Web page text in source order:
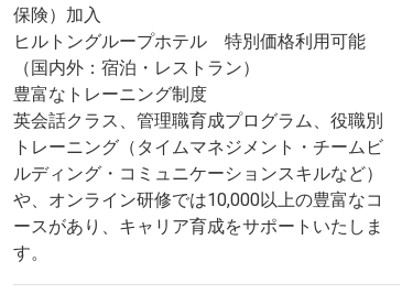
保険）加入
ヒルトングループホテル 特別価格利用可能
（国内外：宿泊・レストラン）
豊富なトレーニング制度
英会話クラス、管理職育成プログラム、役職別
トレーニング（タイムマネジメント・チームビ
ルディング・コミュニケーションスキルなど）
や、オンライン研修では10,000以上の豊富なコ
ースがあり、キャリア育成をサポートいたしま
す。